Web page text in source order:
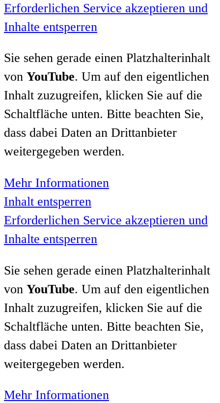
Erforderlichen Service akzeptieren und
Inhalte entsperren
Sie sehen gerade einen Platzhalterinhalt
von YouTube. Um auf den eigentlichen
Inhalt zuzugreifen, klicken Sie auf die
Schaltfläche unten. Bitte beachten Sie,
dass dabei Daten an Drittanbieter
weitergegeben werden.
Mehr Informationen
Inhalt entsperren
Erforderlichen Service akzeptieren und
Inhalte entsperren
Sie sehen gerade einen Platzhalterinhalt
von YouTube. Um auf den eigentlichen
Inhalt zuzugreifen, klicken Sie auf die
Schaltfläche unten. Bitte beachten Sie,
dass dabei Daten an Drittanbieter
weitergegeben werden.
Mehr Informationen